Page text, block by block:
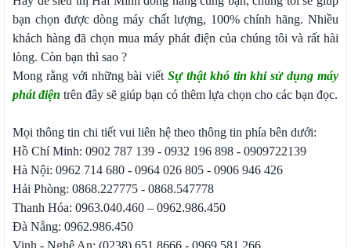
bạn chọn được dòng máy chất lượng, 100% chính hãng. Nhiều
khách hàng đã chọn mua máy phát điện của chúng tôi và rất hài
lòng. Còn bạn thì sao ?
Mong rằng với những bài viếtSự thật khó tin khi sử dụng máy
phát điện trên đây sẽ giúp bạn có thêm lựa chọn cho các bạn đọc.
Mọi thông tin chi tiết vui liên hệ theo thông tin phía bên dưới:
Hồ Chí Minh: 0902 787 139 - 0932 196 898 - 0909722139
Hà Nội: 0962 714 680 - 0964 026 805 - 0906 946 426
Hải Phòng: 0868.227775 - 0868.547778
Thanh Hóa: 0963.040.460 – 0962.986.450
Đà Nẵng: 0962.986.450